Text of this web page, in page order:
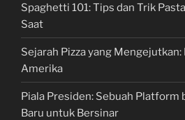
Spaghetti 101: Tips dan Trik
Saat
Sejarah Pizza yang
Amerika
Piala Presiden: Sebuah Platform
Baru untuk Bersinar